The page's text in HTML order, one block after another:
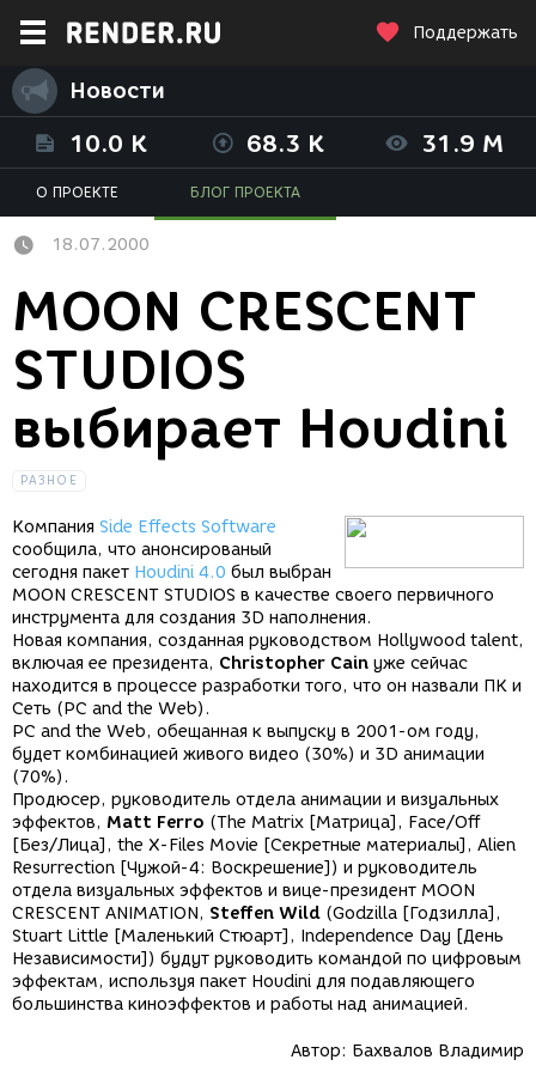
Поддержать
Новости
10.0 K 68.3 K 31.9 M
О ПРОЕКТЕ БЛОГ ПРОЕКТА
18.07.2000
MOON CRESCENT
STUDIOS
выбирает Houdini
РАЗНОЕ
Компания Side Effects Software
сообщила, что анонсированый
сегодня пакет Houdini 4.0 был выбран
MOON CRESCENT STUDIOS в качестве своего первичного
инструмента для создания 3D наполнения.
Новая компания, созданная руководством Hollywood talent,
включая ее президента, Christopher Cain уже сейчас
находится в процессе разработки того, что он назвали ПК и
Сеть (PC and the Web).
PC and the Web, обещанная к выпуску в 2001-ом году,
будет комбинацией живого видео (30%) и 3D анимации
(70%).
Продюсер, руководитель отдела анимации и визуальных
эффектов, Matt Ferro (The Matrix [Матрица], Face/Off
[Без/Лица], the X-Files Movie [Секретные материалы], Alien
Resurrection [Чужой-4: Воскрешение]) и руководитель
отдела визуальных эффектов и вице-президент MOON
CRESCENT ANIMATION, Steffen Wild (Godzilla [Годзилла],
Stuart Little [Маленький Стюарт], Independence Day [День
Независимости]) будут руководить командой по цифровым
эффектам, используя пакет Houdini для подавляющего
большинства киноэффектов и работы над анимацией.
Автор: Бахвалов Владимир